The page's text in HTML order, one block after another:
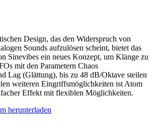
Design, das den Widerspruch von
Sounds aufzulösen scheint, bietet das
Sinevibes ein neues Konzept, um Klänge zu
mit den Parametern Chaos
Lag (Glättung), bis zu 48 dB/Oktave steilen
weiteren Eingriffsmöglichkeiten ist Atom
Effekt mit flexiblen Möglichkeiten.
herunterladen